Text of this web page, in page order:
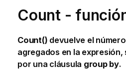
Count -
Count() devuelve el
agregados en la expresión,
por una cláusula group by.